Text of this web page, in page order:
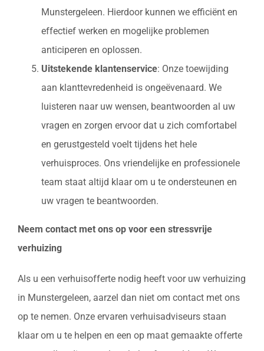
Munstergeleen. Hierdoor kunnen we efficiënt en
effectief werken en mogelijke problemen
anticiperen en oplossen.
Uitstekende klantenservice: Onze toewijding
aan klanttevredenheid is ongeëvenaard. We
luisteren naar uw wensen, beantwoorden al uw
vragen en zorgen ervoor dat u zich comfortabel
en gerustgesteld voelt tijdens het hele
verhuisproces. Ons vriendelijke en professionele
team staat altijd klaar om u te ondersteunen en
uw vragen te beantwoorden.
Neem contact met ons op voor een stressvrije
verhuizing
Als u een verhuisofferte nodig heeft voor uw verhuizing
in Munstergeleen, aarzel dan niet om contact met ons
op te nemen. Onze ervaren verhuisadviseurs staan
klaar om u te helpen en een op maat gemaakte offerte